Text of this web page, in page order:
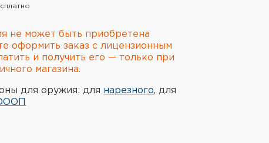
не может быть приобретена
оформить заказ с лицензионным
и получить его — только при
магазина.
для оружия: для нарезного, для